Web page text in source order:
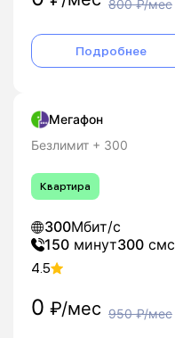
800₽/мес
Подробнее
Мегафон
Безлимит + 300
Квартира
300Мбит/с
150 минут300 смс
4.5
0 ₽/мес 950₽/мес